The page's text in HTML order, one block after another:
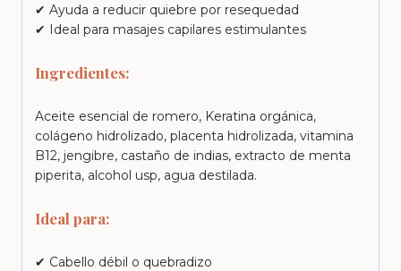
✔ Ayuda a reducir quiebre por resequedad
✔ Ideal para masajes capilares estimulantes
Ingredientes:
Aceite esencial de romero, Keratina orgánica,
colágeno hidrolizado, placenta hidrolizada, vitamina
B12, jengibre, castaño de indias, extracto de menta
piperita, alcohol usp, agua destilada.
Ideal para:
✔ Cabello débil o quebradizo